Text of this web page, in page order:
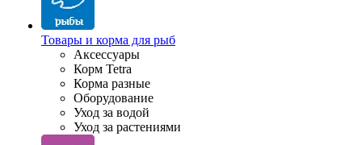
Товары и корма для рыб
Аксессуары
Корм Tetra
Корма разные
Оборудование
Уход за водой
Уход за растениями